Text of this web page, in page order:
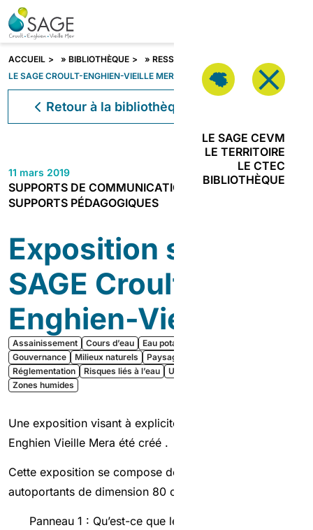
Aller au contenu
LE SAGE CEVM
LE TERRITOIRE
LE CTEC
BIBLIOTHÈQUE
Vous êtes ?
JE SUIS
PORTEUR DE
PROJETS
ACTEUR DE
L’URBANISME
ACCUEIL » BIBLIOTHÈQUE » RESSOURCES
LE SAGE CROULT-ENGHIEN-VIEILLE MER
Retour à la bibliothèque
11 mars 2019
SUPPORTS DE COMMUNICATION
SUPPORTS PÉDAGOGIQUES
Exposition sur le
SAGE Croult-
Enghien-Vieille Mer
Assainissement Cours d’eau Eau potable
Gouvernance
Milieux naturels Paysages
Réglementation
Risques liés à l’eau Urbanisme
Zones humides
Une exposition visant à expliciter le SAGE Croult-
Enghien Vieille Mera été créé .
Cette exposition se compose de 6 enrouleurs
autoportants de dimension 80 cm x 200 cm.
Panneau 1 : Qu’est-ce que le schéma